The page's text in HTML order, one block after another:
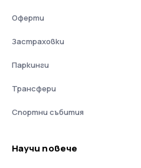
Оферти
Застраховки
Паркинги
Трансфери
Спортни събития
Научи повече